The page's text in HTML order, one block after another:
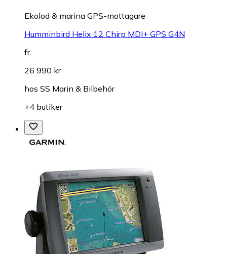
Ekolod & marina GPS-mottagare
Humminbird Helix 12 Chirp MDI+ GPS G4N
fr.
26 990 kr
hos SS Marin & Bilbehör
+4 butiker